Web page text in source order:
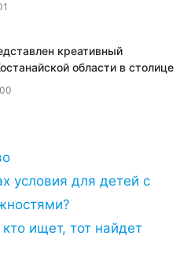
креативный
области в столице
условия для детей с
ищет, тот найдет